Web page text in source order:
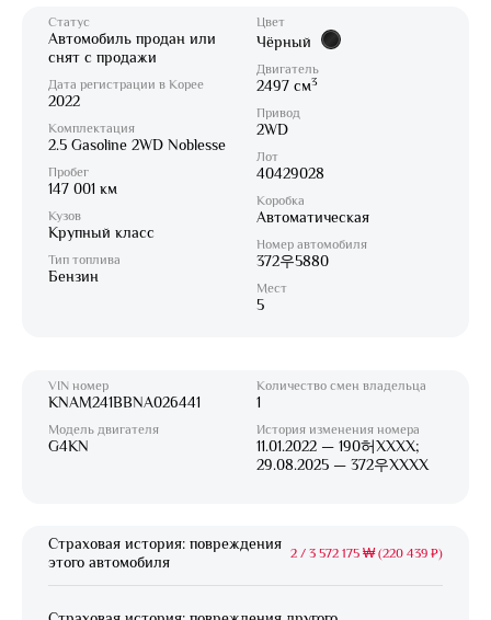
Статус
Автомобиль продан или
снят с продажи
Дата регистрации в Корее
2022
Комплектация
2.5 Gasoline 2WD Noblesse
Пробег
147 001 км
Кузов
Крупный класс
Тип топлива
Бензин
Цвет
Чёрный
Двигатель
2497 см3
Привод
2WD
Лот
40429028
Коробка
Автоматическая
Номер автомобиля
372우5880
Мест
5
VIN номер
KNAM241BBNA026441
Модель двигателя
G4KN
Количество смен владельца
1
История изменения номера
11.01.2022 — 190허XXXX;
29.08.2025 — 372우XXXX
Страховая история: повреждения
этого автомобиля
2 / 3 572 175 ₩ (220 439 ₽)